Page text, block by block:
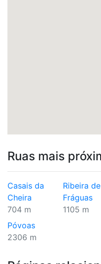
Ruas mais
Casais da
Cheira
704 m
Ribeira de
Fráguas
1105 m
Póvoas
2306 m